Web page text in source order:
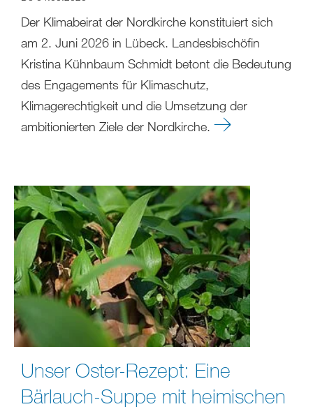
Der Klimabeirat der Nordkirche konstituiert sich
am 2. Juni 2026 in Lübeck. Landesbischöfin
Kristina Kühnbaum Schmidt betont die Bedeutung
des Engagements für Klimaschutz,
Klimagerechtigkeit und die Umsetzung der
ambitionierten Ziele der Nordkirche.
Unser Oster-Rezept: Eine
Bärlauch-Suppe mit heimischen